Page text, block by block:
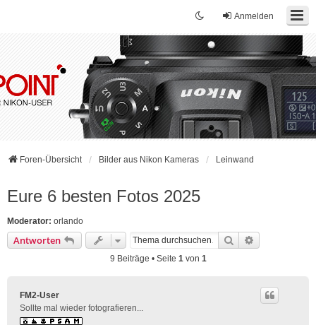
Anmelden
Foren-Übersicht Bilder aus Nikon Kameras Leinwand
Eure 6 besten Fotos 2025
Moderator: orlando
Antworten Suche
9 Beiträge • Seite 1von 1
FM2-User
Sollte mal wieder fotografieren...